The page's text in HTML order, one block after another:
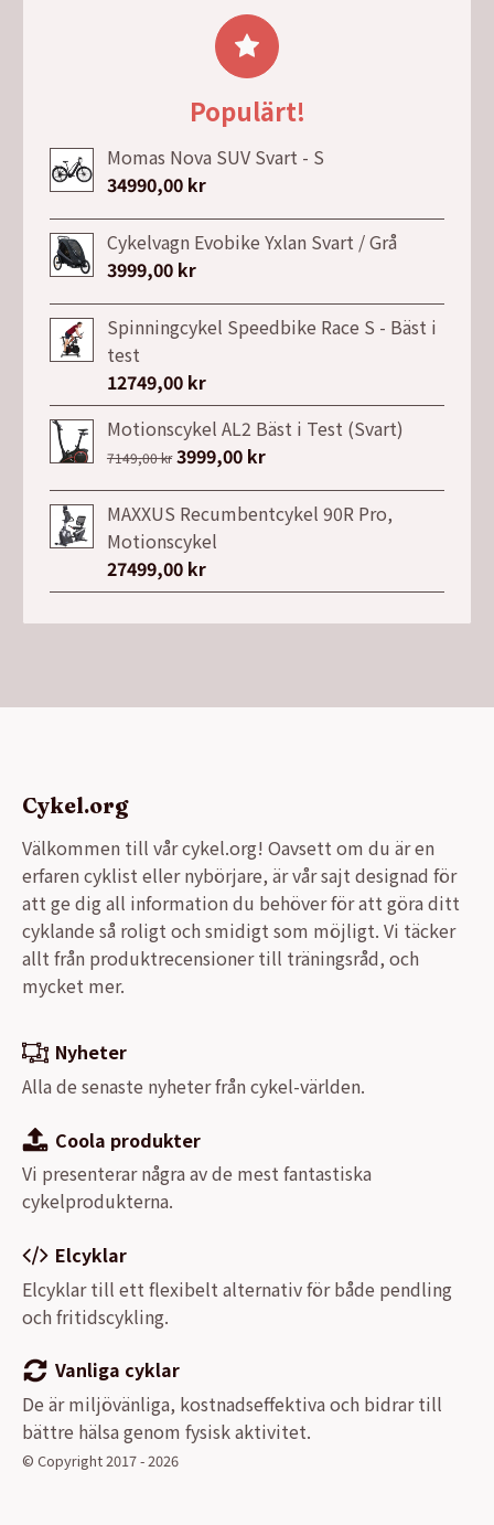
7990,00 kr.
är:
5490,00 kr.
Populärt!
Momas Nova SUV Svart - S
34990,00 kr
Cykelvagn Evobike Yxlan Svart / Grå
3999,00 kr
Spinningcykel Speedbike Race S - Bäst i
test
12749,00 kr
Motionscykel AL2 Bäst i Test (Svart)
7149,00kr Det
ursprungliga
priset
var:
7149,00 kr.
3999,00 krDet
nuvarande
priset
MAXXUS Recumbentcykel 90R Pro,
Motionscykel
27499,00 kr
Cykel.org
Välkommen till vår cykel.org! Oavsett om du är en
erfaren cyklist eller nybörjare, är vår sajt designad för
att ge dig all information du behöver för att göra ditt
cyklande så roligt och smidigt som möjligt. Vi täcker
allt från produktrecensioner till träningsråd, och
mycket mer.
Nyheter
Alla de senaste nyheter från cykel-världen.
Coola produkter
Vi presenterar några av de mest fantastiska
cykelprodukterna.
Elcyklar
Elcyklar till ett flexibelt alternativ för både pendling
och fritidscykling.
Vanliga cyklar
De är miljövänliga, kostnadseffektiva och bidrar till
bättre hälsa genom fysisk aktivitet.
© Copyright 2017 - 2026